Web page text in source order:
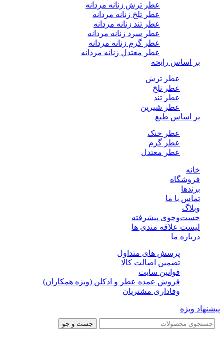
عطر ترش زنانه مردانه
عطر تلخ زنانه مردانه
عطر تند زنانه مردانه
عطر سرد زنانه مردانه
عطر گرم زنانه مردانه
عطر معتدل زنانه مردانه
بر اساس رایحه
عطر ترش
عطر تلخ
عطر تند
عطر شیرین
بر اساس طبع
عطر خنک
عطر گرم
عطر معتدل
خانه
فروشگاه
برندها
تماس با ما
وبلاگ
جست‌وجوی پیشرفته
لیست علاقه مندی ها
درباره ما
پرسش های متداول
تضمین اصالت کالا
قوانین سایت
فروش عمده عطر و ادکلن (ویژه همکاران)
وفاداری مشتریان
پیشنهاد ویژه
جست و جو